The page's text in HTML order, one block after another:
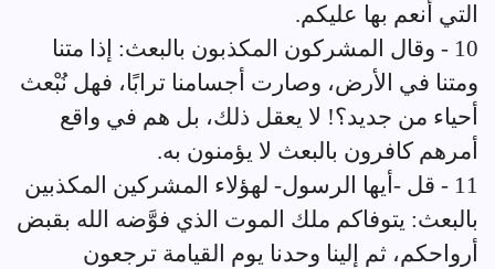
التي أنعم بها عليكم.
10 - وقال المشركون المكذبون بالبعث: إذا متنا
ومتنا في الأرض، وصارت أجسامنا ترابًا، فهل نُبْعث
أحياء من جديد؟! لا يعقل ذلك، بل هم في واقع
أمرهم كافرون بالبعث لا يؤمنون به.
11 - قل -أيها الرسول- لهؤلاء المشركين المكذبين
بالبعث: يتوفاكم ملك الموت الذي فوَّضه الله بقبض
أرواحكم، ثم إلينا وحدنا يوم القيامة ترجعون